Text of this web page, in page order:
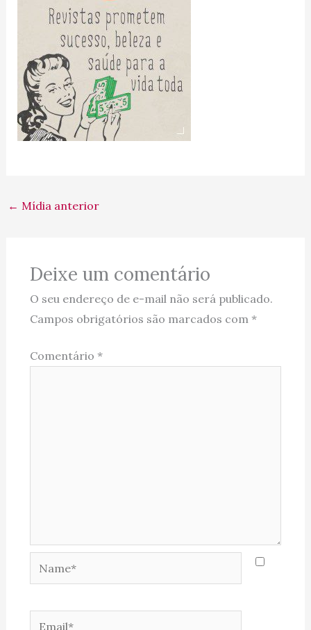
← Mídia anterior
Deixe um comentário
O seu endereço de e-mail não será publicado.
Campos obrigatórios são marcados com *
Comentário *
Name*
Email*